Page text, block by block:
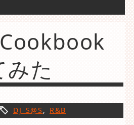
みた
DJ S@S , R&B